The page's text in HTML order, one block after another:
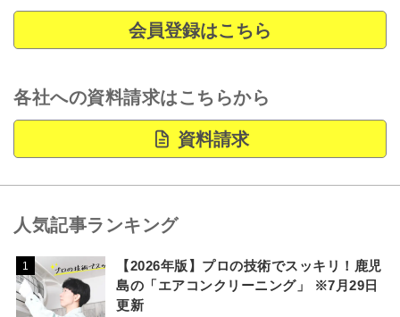
会員登録はこちら
各社への資料請求はこちらから
資料請求
人気記事ランキング
1
【2026年版】プロの技術でスッキリ！鹿児
島の「エアコンクリーニング」 ※7月29日
更新